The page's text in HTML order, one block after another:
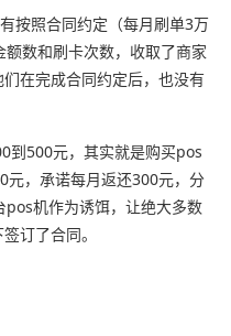
按照合同约定（每月刷单3万
数和刷卡次数，收取了商家
在完成合同约定后，也没有
到500元，其实就是购买pos
元，承诺每月返还300元，分
机作为诱饵，让绝大多数
订了合同。